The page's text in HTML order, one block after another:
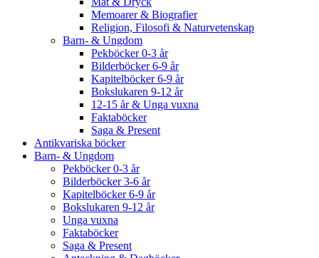
Memoarer & Biografier
Religion, Filosofi & Naturvetenskap
Barn- & Ungdom
Pekböcker 0-3 år
Bilderböcker 6-9 år
Kapitelböcker 6-9 år
Bokslukaren 9-12 år
12-15 år & Unga vuxna
Faktaböcker
Saga & Present
Antikvariska böcker
Barn- & Ungdom
Pekböcker 0-3 år
Bilderböcker 3-6 år
Kapitelböcker 6-9 år
Bokslukaren 9-12 år
Unga vuxna
Faktaböcker
Saga & Present